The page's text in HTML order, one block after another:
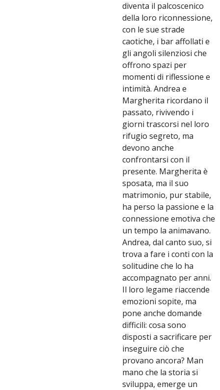
diventa il palcoscenico
della loro riconnessione,
con le sue strade
caotiche, i bar affollati e
gli angoli silenziosi che
offrono spazi per
momenti di riflessione e
intimità. Andrea e
Margherita ricordano il
passato, rivivendo i
giorni trascorsi nel loro
rifugio segreto, ma
devono anche
confrontarsi con il
presente. Margherita è
sposata, ma il suo
matrimonio, pur stabile,
ha perso la passione e la
connessione emotiva che
un tempo la animavano.
Andrea, dal canto suo, si
trova a fare i conti con la
solitudine che lo ha
accompagnato per anni.
Il loro legame riaccende
emozioni sopite, ma
pone anche domande
difficili: cosa sono
disposti a sacrificare per
inseguire ciò che
provano ancora? Man
mano che la storia si
sviluppa, emerge un